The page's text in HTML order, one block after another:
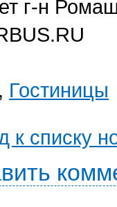
г-н
, Гостиницы
к списку